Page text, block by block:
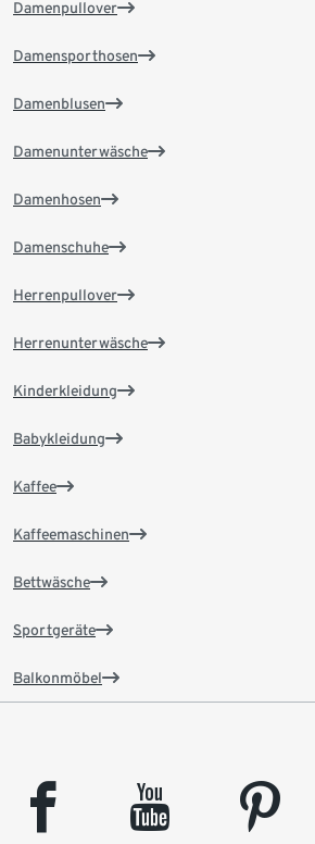
Damenpullover
Damensporthosen
Damenblusen
Damenunterwäsche
Damenhosen
Damenschuhe
Herrenpullover
Herrenunterwäsche
Kinderkleidung
Babykleidung
Kaffee
Kaffeemaschinen
Bettwäsche
Sportgeräte
Balkonmöbel
facebook youtube pinterest